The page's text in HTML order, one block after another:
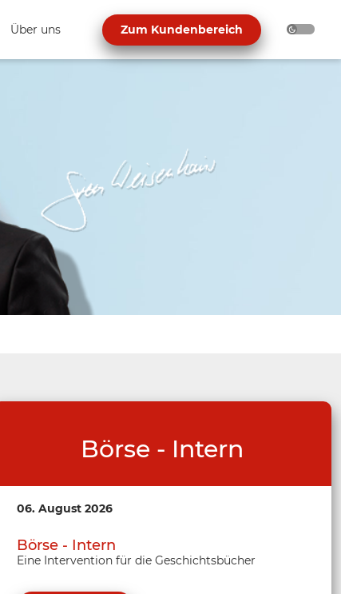
Über uns Zum Kundenbereich
Börse - Intern
06. August 2026
Börse - Intern
Eine Intervention für die Geschichtsbücher